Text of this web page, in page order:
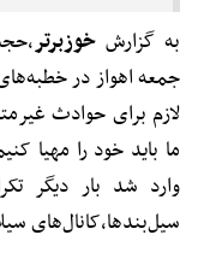
به گزارش خوزبرتر
جمعه اهواز در
لازم برای حوادث
ما باید خود را مهیا
وارد شد بار دیگر
سیل‌بندها،کانال‌های